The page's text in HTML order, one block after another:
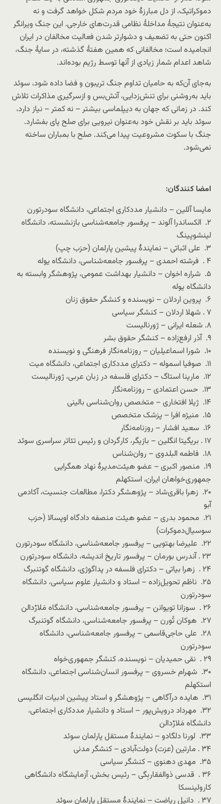
دموکراتیک، از دل مبارزهٔ خود مردم شکل خواهد گرفت و نه
به‌عنوان نتیجهٔ مداخلهٔ نظامی قدرت‌های خارجی. این جنگ ویرانگر
اکنون حتی به تضعیف و دشوارتر شدن فعالیت مخالفان در ایران
انجامیده است؛ مخالفانی که همین هفتهٔ گذشته، در سایهٔ جنگ،
شاهد اعدام شمار زیادی از آنها توسط رژیم بوده‌اند.
به‌جای آن‌که به حامیان تداوم جنگ تریبون و فضا داده شود، سوئد
باید به‌روشنی برای تنش‌زدایی، آتش‌بس و ازسرگیری مذاکرات تلاش
کند. در زمانی که جهان به دیپلماسی بیشتر – نه کمتر – نیاز دارد،
سوئد باید بر نقش خود به‌عنوان نیرویی برای صلح پای بفشارد.
جنگ با سکوت مشروعیت پیدا می‌کند. صلح با بمباران ساخته
نمی‌شود.
امضا کنندگان:
مایسا آللین – دانشیار مددکاری اجتماعی، دانشگاه سودرتورن
۲. الکساندرا آلوند – پرفسور جامعه‌شناسی بازنشسته، دانشگاه
لینشوپینگ
۳. علی اثباتی – نمایندهٔ پیشین پارلمان (حزب چپ)
۴ . فرشته احمدی – پرفسور جامعه‌شناسی، دانشگاه یوله
۵. شراره اخوان – دانشیار بهداشت عمومی، پژوهشگر وابسته به
دانشگاه یوله
۶. پروین اردلان – نویسنده و کنشگر حقوق زنان
۷ . شهلا اردلان – کنشگر سیاسی
۸. شعله ایرانی – ژورنالیست
۹. آذر ارفع‌زاده – کنشگر حقوق بشر
۱۰. شورا اسماعیلیان – روزنامه‌نگار فرهنگی و نویسنده
۱۱. صوفیا اسموله – دکترای مددکاری اجتماعی، دانشگاه میت
۱۲. مارینا استاگ – دکترای فلسفه در زبان عربی، ژورنالیست
۱۳. حسن اعتمادی – روزنامه‌نگار
۱۴. ژیلا افتخاری – متخصص روان‌شناسی بالینی
۱۵. منیژه افرا – پزشک متخصص
۱۶. سعید افشار – روزنامه‌نگار
۱۷ . بریگیتا انگلین – بازیگر، کارگردان و رئیس تئاتر سراسری سوئد
۱۸. فاطمه البلدوی – روان‌شناس
۱۹. منصور اکبری – عضو هیئت‌مدیرهٔ نهاد همگرایی
جمهوری‌خواهان ایران، استکهلم
۲۰. زهرا باقری‌شاد – پژوهشگر دکترا، مطالعات جنسیت، آکادمی
آبو
۲۱. محمود بدری – عضو هیئت منصفه دادگاه اوپسالا (حزب
سوسیال‌دموکرات)
۲۲. علیرضا بهتویی – پرفسور جامعه‌شناسی، دانشگاه سودرتورن
۲۳ . آندرس بورمان – پرفسور تاریخ اندیشه، دانشگاه سودرتورن
۲۴ . زهرا بیاتی – دکترای فلسفه در پداگوژی، دانشگاه گوتنبرگ
۲۵. ناظم تحویل‌زاده – استاد و دانشیار علوم سیاسی، دانشگاه
سودرتورن
۲۶ . سوزانا تویوانن – پرفسور جامعه‌شناسی، دانشگاه مَلارْدالن
۲۷. هوکان تُورن – پرفسور جامعه‌شناسی، دانشگاه گوتنبرگ
۲۸. علی حاجی‌قاسمی – پرفسور جامعه‌شناسی، دانشگاه
سودرتورن
۲۹ . نقی حمیدیان – نویسنده، کنشگر جمهوری‌خواه
۳۰. شهرام خسروی – پرفسور انسان‌شناسی اجتماعی، دانشگاه
استکهلم
۳۱. هایده درآگاهی – پژوهشگر و استاد پیشین ادبیات انگلیسی
۳۲. مهرداد درویش‌پور – استاد و دانشیار مددکاری اجتماعی،
دانشگاه مَلارْدالن
۳۳. لورنا دلگادو – نمایندهٔ مستقل پارلمان سوئد
۳۴ . مارتین (عزت) دولت‌آبادی – کنشگر مدنی
۳۵. مهدی دهنوی – کنشگر سیاسی
۳۶ . قدسی ذوالفقاربِگی – رئیس بخش، آزمایشگاه دانشگاهی
کارولینسکا
۳۷ . دانیل ریاضت – نمایندهٔ مستقل پارلمان سوئد